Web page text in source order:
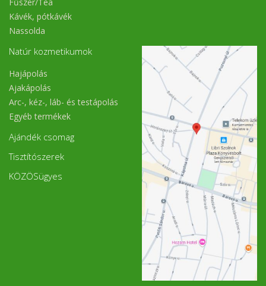
Kávék, pótkávék
Nassolda
Natúr kozmetikumok
Hajápolás
Ajakápolás
Arc-, kéz-, láb- és testápolás
Egyéb termékek
Ajándék csomag
Tisztítószerek
KÖZÖSügyes